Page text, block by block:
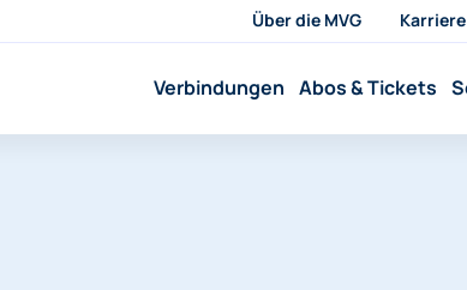
Über die MVG Karriere
Verbindungen Abos & Tickets